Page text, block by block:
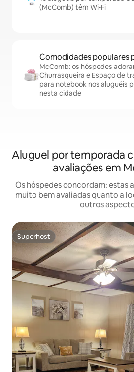
(McComb) têm Wi-Fi
Comodidades populares
McComb: os hóspedes
Churrasqueira e Espaço de
para notebook nos aluguéis
nesta cidade
Aluguel por temporada
avaliações em
Os hóspedes concordam: estas
muito bem avaliadas quanto a
outros
Superhost
Superhost